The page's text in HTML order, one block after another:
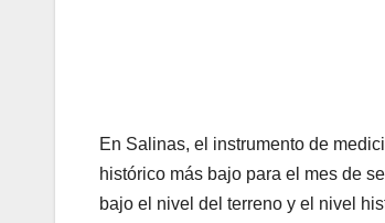
En Salinas, el instrumento de
histórico más bajo para el mes de
bajo el nivel del terreno y el nivel